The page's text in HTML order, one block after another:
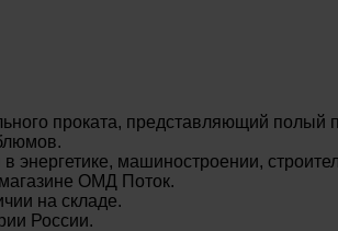
проката, представляющий полый
машиностроении,
ОМД Поток.
на складе.
России.